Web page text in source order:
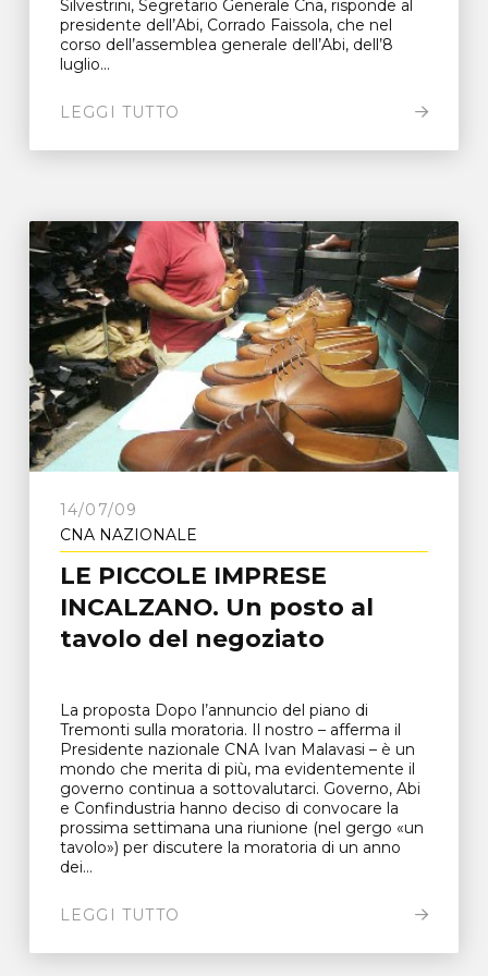
Silvestrini, Segretario Generale Cna, risponde al
presidente dell’Abi, Corrado Faissola, che nel
corso dell’assemblea generale dell’Abi, dell’8
luglio...
LEGGI TUTTO
14/07/09
CNA NAZIONALE
LE PICCOLE IMPRESE
INCALZANO. Un posto al
tavolo del negoziato
La proposta Dopo l’annuncio del piano di
Tremonti sulla moratoria. Il nostro – afferma il
Presidente nazionale CNA Ivan Malavasi – è un
mondo che merita di più, ma evidentemente il
governo continua a sottovalutarci. Governo, Abi
e Confindustria hanno deciso di convocare la
prossima settimana una riunione (nel gergo «un
tavolo») per discutere la moratoria di un anno
dei...
LEGGI TUTTO